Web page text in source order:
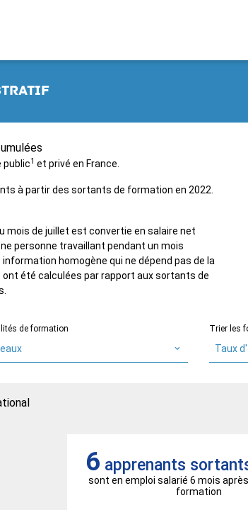
public1 et privé en France.
à partir des sortants de formation en 2022.
mois de juillet est convertie en salaire net
personne travaillant pendant un mois
homogène qui ne dépend pas de la
été calculées par rapport aux sortants de
de formation Trier les
Taux
6 apprenants
sont en emploi salarié 6 mois
formation